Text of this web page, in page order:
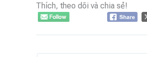
Thích, theo dõi và chia sẻ!